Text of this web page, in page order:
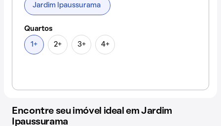
Jardim Ipaussurama
Quartos
1+ 2+ 3+ 4+
Encontre seu imóvel ideal em Jardim
Ipaussurama